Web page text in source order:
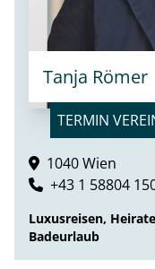
Tanja Römer
TERMIN
1040 Wien
+43 1 58804
Luxusreisen,
Badeurlaub